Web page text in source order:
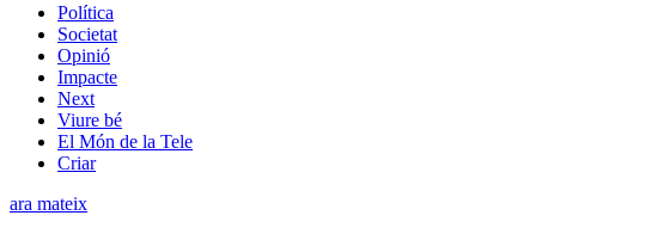
Política
Societat
Opinió
Impacte
Next
Viure bé
El Món de la Tele
Criar
ara mateix